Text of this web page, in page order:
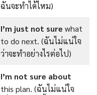
ฉันจะทำได้ไหม)
I’m just not sure what
to do next. (ฉันไม่แน่ใจ
ว่าจะทำอย่างไรต่อไป)
I’m not sure about
this plan. (ฉันไม่แน่ใจ